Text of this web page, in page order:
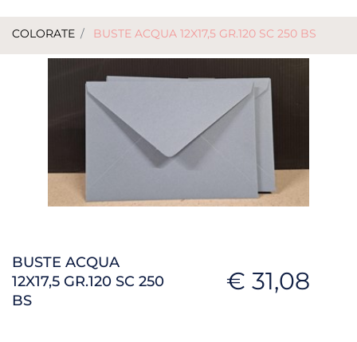
COLORATE BUSTE ACQUA 12X17,5 GR.120 SC 250 BS
BUSTE ACQUA
12X17,5 GR.120 SC 250
BS
€ 31,08